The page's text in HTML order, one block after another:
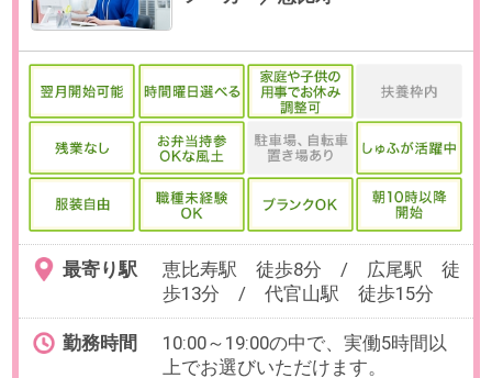
最寄り駅 恵比寿駅 徒歩9分 / 広尾駅 徒
歩13分 / 代官山駅 徒歩15分
勤務時間
10:00～19:00の間で実働5時間以上
でお選びいただけます。
【例】10:00～16:00（休憩60分）、
11:00～17:00（休憩60分）
残業 なし
※当社スタッフも残業なしで活躍
中！